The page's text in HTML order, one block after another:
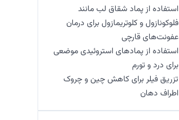
استفاده از پماد شقاق لب مانند
فلوکونازول و کلوتریمازول برای درمان‌
عفونت‌های قارچی
استفاده از پمادهای استروئیدی موضعی
برای درد و تورم
تزریق فیلر برای کاهش چین و چروک
اطراف دهان